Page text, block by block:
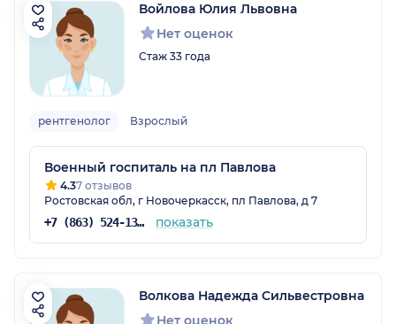
Войлова Юлия Львовна
Нет оценок
Стаж 33 года
рентгенолог Взрослый
Военный госпиталь на пл Павлова
4.37 отзывов
Ростовская обл, г Новочеркасск, пл Павлова, д 7
+7 (863) 524-13-44 показать
Волкова Надежда Сильвестровна
Нет оценок